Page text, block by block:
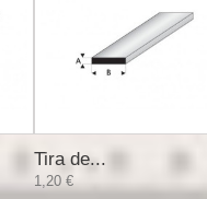
Tira de...
1,20 €